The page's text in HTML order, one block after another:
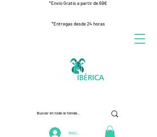
*Envío Gratis a partir de 69€
*Entregas desde 24 horas
Iniciar Sesión